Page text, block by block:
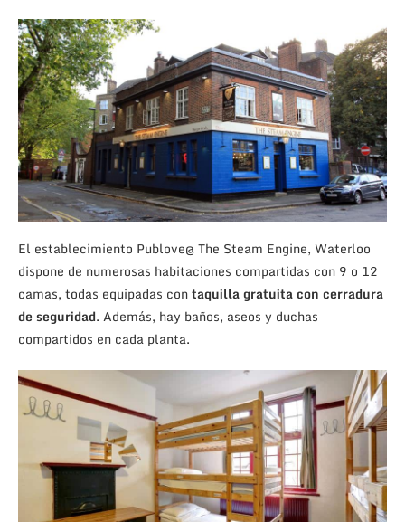
El establecimiento Publove@ The Steam Engine, Waterloo
dispone de numerosas habitaciones compartidas con 9 o 12
camas, todas equipadas contaquilla gratuita con cerradura
de seguridad. Además, hay baños, aseos y duchas
compartidos en cada planta.